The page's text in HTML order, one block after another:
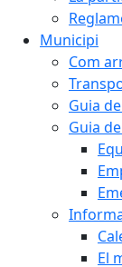
Municipi
Com
Guia
Guia
El